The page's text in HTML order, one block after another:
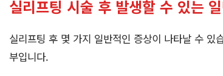
실리프팅 시술 후 발생할 수 있는
실리프팅 후 몇 가지 일반적인 증상이 나타날 수
부입니다.